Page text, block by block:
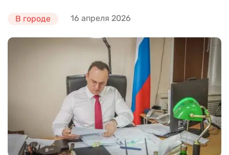
В городе 16 апреля 2026